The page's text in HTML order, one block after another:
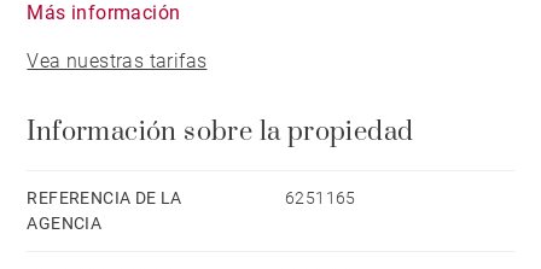
acceso directo a la terraza. El piso cuenta con una
eléctrico e hilo musical, para aprovechar de los 300
luminoso pasillo, encontramos la cocina totalmente
amueblada y equipada, con mucha luz y y capacidad
Más información
Vea nuestras tarifas
Información sobre la propiedad
REFERENCIA DE LA
AGENCIA
6251165